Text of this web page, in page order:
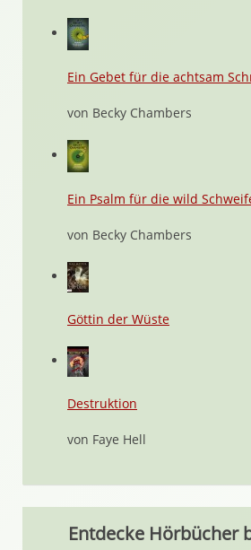
Ein Gebet für die achtsam
von Becky Chambers
Ein Psalm für die wild
von Becky Chambers
Göttin der Wüste
Destruktion
von Faye Hell
Entdecke Hörbücher